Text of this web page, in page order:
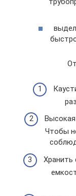
Чтобы
Хранить